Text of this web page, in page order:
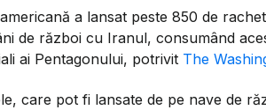
a lansat peste 850 de
de război cu Iranul, consumând
ai Pentagonului, potrivit The
care pot fi lansate de pe nave de